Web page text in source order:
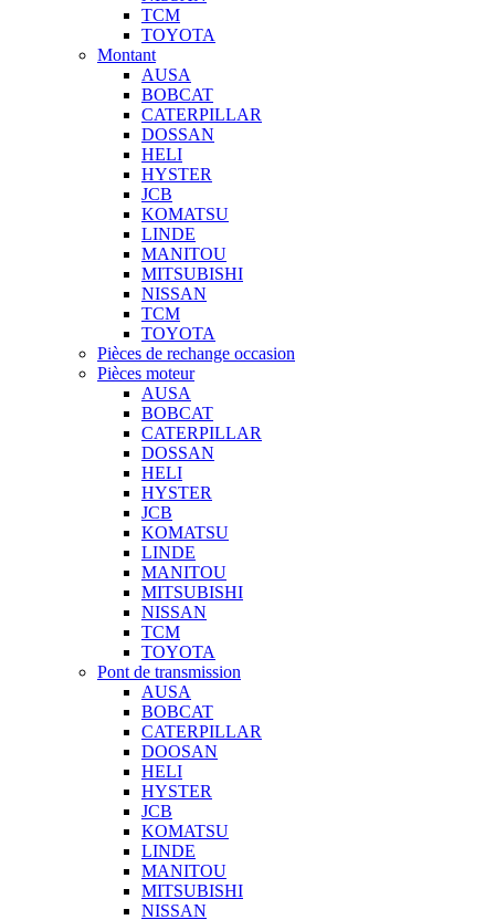
TCM
TOYOTA
Montant
AUSA
BOBCAT
CATERPILLAR
DOSSAN
HELI
HYSTER
JCB
KOMATSU
LINDE
MANITOU
MITSUBISHI
NISSAN
TCM
TOYOTA
Pièces de rechange occasion
Pièces moteur
AUSA
BOBCAT
CATERPILLAR
DOSSAN
HELI
HYSTER
JCB
KOMATSU
LINDE
MANITOU
MITSUBISHI
NISSAN
TCM
TOYOTA
Pont de transmission
AUSA
BOBCAT
CATERPILLAR
DOOSAN
HELI
HYSTER
JCB
KOMATSU
LINDE
MANITOU
MITSUBISHI
NISSAN